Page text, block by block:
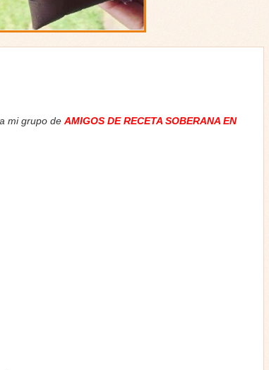
mi grupo de AMIGOS DE RECETA SOBERANA EN